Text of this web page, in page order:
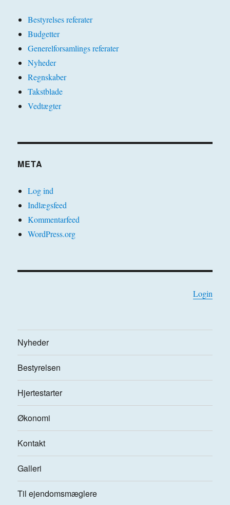
Bestyrelses referater
Budgetter
Generelforsamlings referater
Nyheder
Regnskaber
Takstblade
Vedtægter
META
Log ind
Indlægsfeed
Kommentarfeed
WordPress.org
Login
Nyheder
Bestyrelsen
Hjertestarter
Økonomi
Kontakt
Galleri
Til ejendomsmæglere